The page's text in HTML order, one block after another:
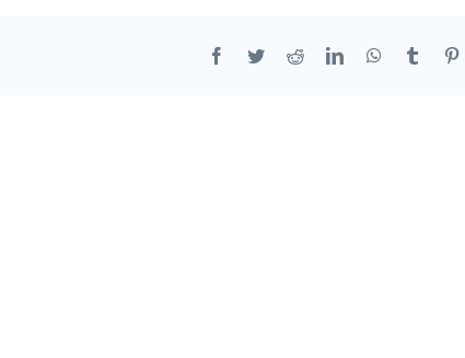
Facebook
TwitterRedditLinkedInWhatsApp
Tumblr